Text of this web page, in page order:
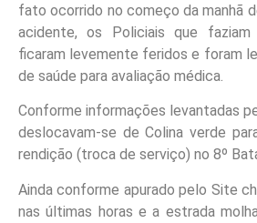
fato ocorrido no começo da manhã
acidente, os Policiais que faziam
ficaram levemente feridos e foram
de saúde para avaliação médica.
Conforme informações levantadas
deslocavam-se de Colina verde
rendição (troca de serviço) no 8º
Ainda conforme apurado pelo Site
nas últimas horas e a estrada